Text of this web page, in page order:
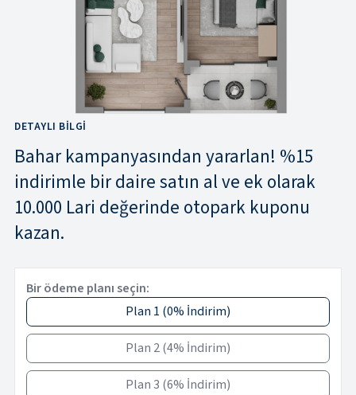
DETAYLI BILGI
Bahar kampanyasından yararlan! %15
indirimle bir daire satın al ve ek olarak
10.000 Lari değerinde otopark kuponu
kazan.
Bir ödeme planı seçin:
Plan 1 (0% İndirim)
Plan 2(4% İndirim)
Plan 3 (6% İndirim)